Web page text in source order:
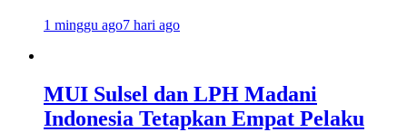
1 minggu ago7 hari ago
MUI Sulsel dan LPH Madani
Indonesia Tetapkan Empat Pelaku